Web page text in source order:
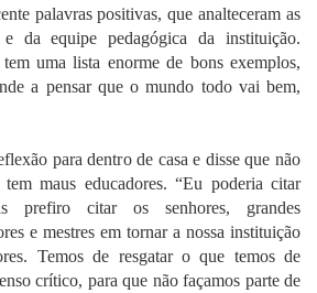
palavras positivas, que analteceram as
da equipe pedagógica da instituição.
uma lista enorme de bons exemplos,
a pensar que o mundo todo vai bem,
para dentro de casa e disse que não
maus educadores. “Eu poderia citar
prefiro citar os senhores, grandes
e mestres em tornar a nossa instituição
Temos de resgatar o que temos de
crítico, para que não façamos parte de